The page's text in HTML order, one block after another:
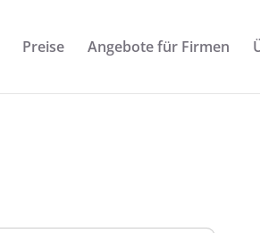
Preise Angebote für Firmen